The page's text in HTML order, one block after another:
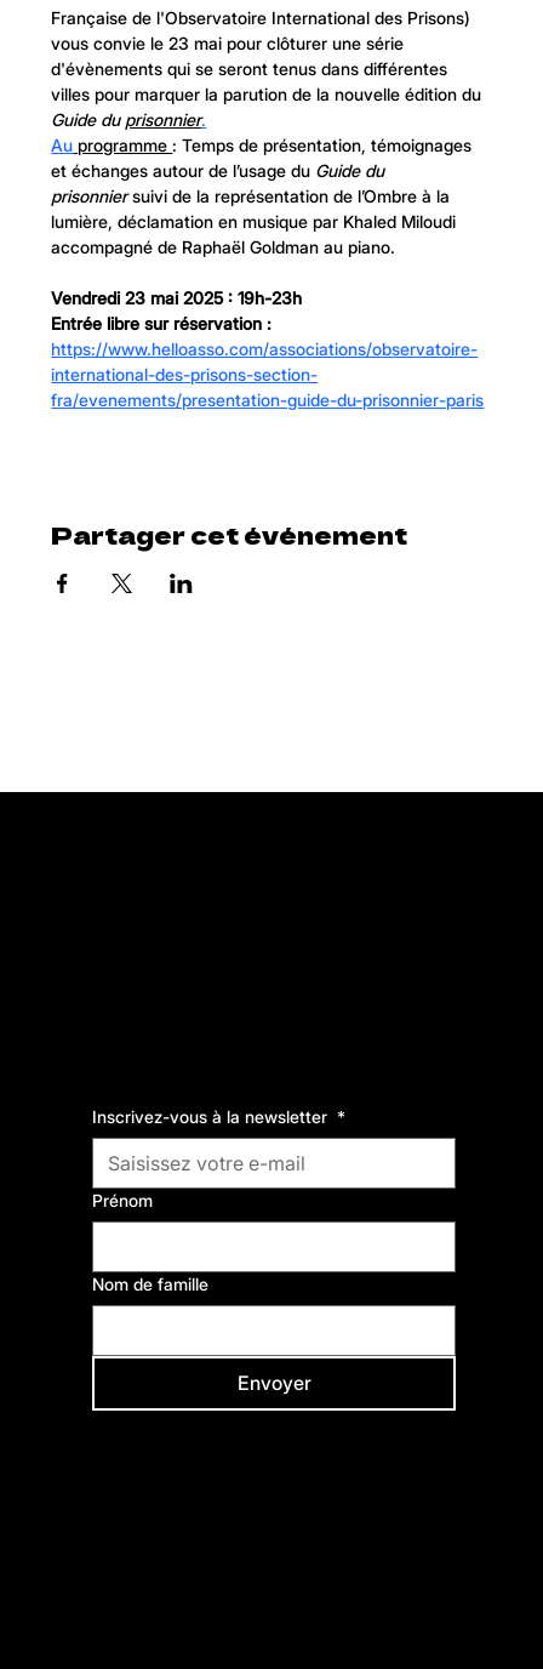
Française de l'Observatoire International des Prisons)
vous convie le 23 mai pour clôturer une série
d'évènements qui se seront tenus dans différentes
villes pour marquer la parution de la nouvelle édition du
Guide du prisonnier.
Au programme : Temps de présentation, témoignages
et échanges autour de l’usage du Guide du
prisonnier suivi de la représentation de l’Ombre à la
lumière, déclamation en musique par Khaled Miloudi
accompagné de Raphaël Goldman au piano.
Vendredi 23 mai 2025 : 19h-23h
Entrée libre sur réservation :
https://www.helloasso.com/associations/observatoire-
international-des-prisons-section-
fra/evenements/presentation-guide-du-prisonnier-paris
Partager cet événement
Comme Vous Émoi,
fabrique de cultures et de solidarités.
Inscrivez-vous à la newsletter *
Prénom
Nom de famille
Envoyer